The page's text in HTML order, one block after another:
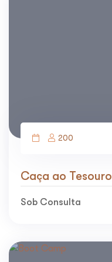
200
Caça ao Tesouro
Sob Consulta